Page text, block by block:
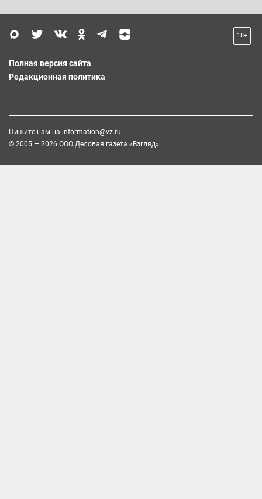
18+
Полная версия сайта
Редакционная политика
Пишите нам на information@vz.ru
© 2005 — 2026 ООО Деловая газета «Взгляд»